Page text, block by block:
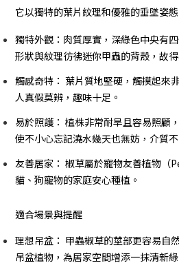
它以獨特的葉片紋理和優雅的垂墜姿
獨特外觀：肉質厚實，深綠色中央有
形狀與紋理彷彿迷你甲蟲的背殼，故得
觸感奇特： 葉片質地堅硬，觸摸起來
人真假莫辨，趣味十足。
易於照護： 植株非常耐旱且容易照顧
使不小心忘記澆水幾天也無妨，介質不
友善居家： 椒草屬於寵物友善植物
貓、狗寵物的家庭安心種植。
適合場景與提醒
理想吊盆： 甲蟲椒草的莖部更容易自
吊盆植物，為居家空間增添一抹清新綠